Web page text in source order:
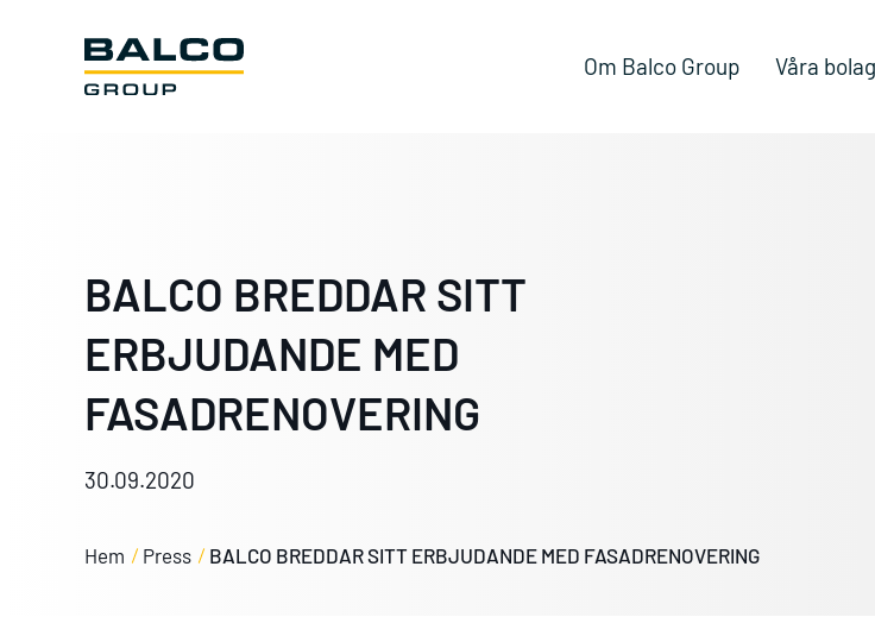
Om Balco Group Våra bolag
BALCO BREDDAR SITT
ERBJUDANDE MED
FASADRENOVERING
30.09.2020
Hem Press BALCO BREDDAR SITT ERBJUDANDE MED FASADRENOVERING